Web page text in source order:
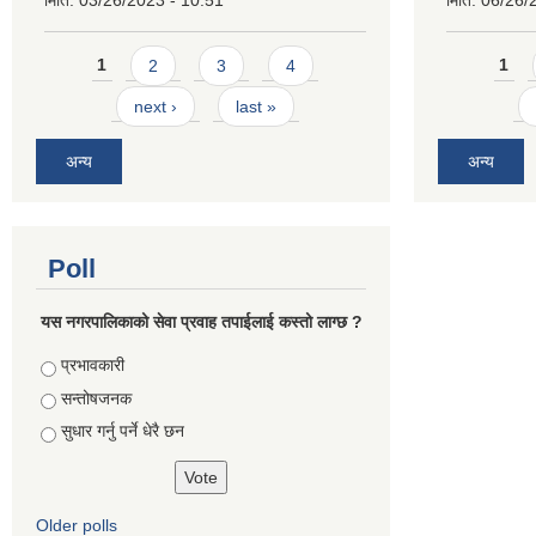
Pages
1 2 3 4
next › last »
अन्य
Pages
1
अन्य
Poll
यस नगरपालिकाको सेवा प्रवाह तपाईलाई कस्तो लाग्छ ?
Choices
प्रभावकारी
सन्तोषजनक
सुधार गर्नु पर्ने धेरै छन
Older polls